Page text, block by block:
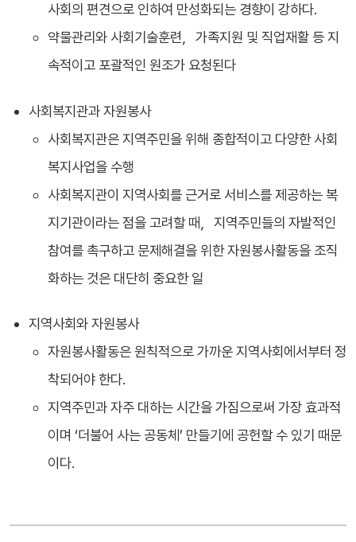
사회의 편견으로 인하여 만성화되는 경향이 강하다.
약물관리와 사회기술훈련，가족지원 및 직업재활 등 지
속적이고 포괄적인 원조가 요청된다
사회복지관과 자원봉사
사회복지관은 지역주민을 위해 종합적이고 다양한 사회
복지사업을 수행
사회복지관이 지역사회를 근거로 서비스를 제공하는 복
지기관이라는 점을 고려할 때，지역주민들의 자발적인
참여를 촉구하고 문제해결을 위한 자원봉사활동을 조직
화하는 것은 대단히 중요한 일
지역사회와 자원봉사
자원봉사활동은 원칙적으로 가까운 지역사회에서부터 정
착되어야 한다.
지역주민과 자주 대하는 시간을 가짐으로써 가장 효과적
이며 ‘더불어 사는 공동체’ 만들기에 공헌할 수 있기 때문
이다.